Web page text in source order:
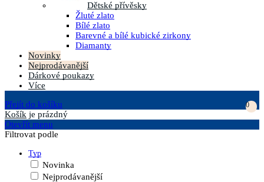
Dětské přívěsky
Žluté zlato
Bílé zlato
Barevné a bílé kubické zirkony
Diamanty
Novinky
Nejprodávanější
Dárkové poukazy
Více
Přejít do košíku
0
Košík je prázdný
Otevřít menu
Filtrovat podle
Typ
Novinka
Nejprodávanější